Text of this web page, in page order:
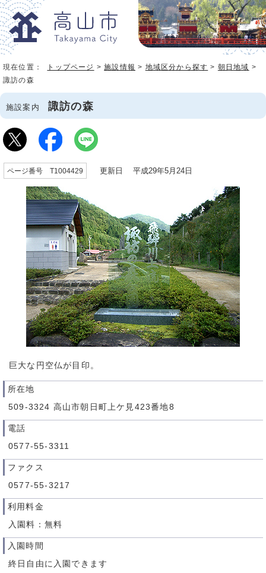
現在位置： トップページ >施設情報 > 地域区分から探す > 朝日地域 >
諏訪の森
施設案内 諏訪の森
ページ番号 T1004429 更新日 平成29年5月24日
巨大な円空仏が目印。
所在地
509-3324 高山市朝日町上ケ見423番地8
電話
0577-55-3311
ファクス
0577-55-3217
利用料金
入園料：無料
入園時間
終日自由に入園できます